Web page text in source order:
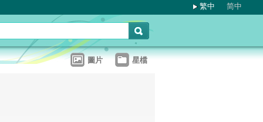
繁中 简中
圖片 星檔